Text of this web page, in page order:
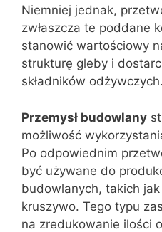
Niemniej jednak,
zwłaszcza te poddane
stanowić wartościowy
strukturę gleby i
składników odżywczych.
Przemysł budowlany
możliwość
Po odpowiednim
być używane do
budowlanych, takich jak
kruszywo. Tego typu
na zredukowanie ilości